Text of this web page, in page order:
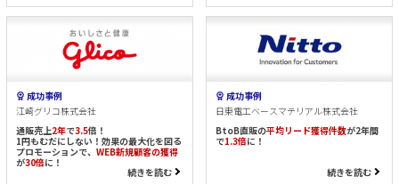
成功事例
江崎グリコ株式会社
通販売上2年で3.5倍！
1円もむだにしない！効果の最大化を図る
プロモーションで、WEB新規顧客の獲得
が30倍に！
続きを読む
成功事例
日東電工ベースマテリアル株式会社
BtoB直販の平均リード獲得件数が2年間
で1.3倍に！
続きを読む